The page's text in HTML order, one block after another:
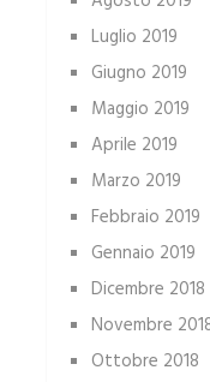
Luglio 2019
Giugno 2019
Maggio 2019
Aprile 2019
Marzo 2019
Febbraio 2019
Gennaio 2019
Dicembre 2018
Novembre
Ottobre 2018